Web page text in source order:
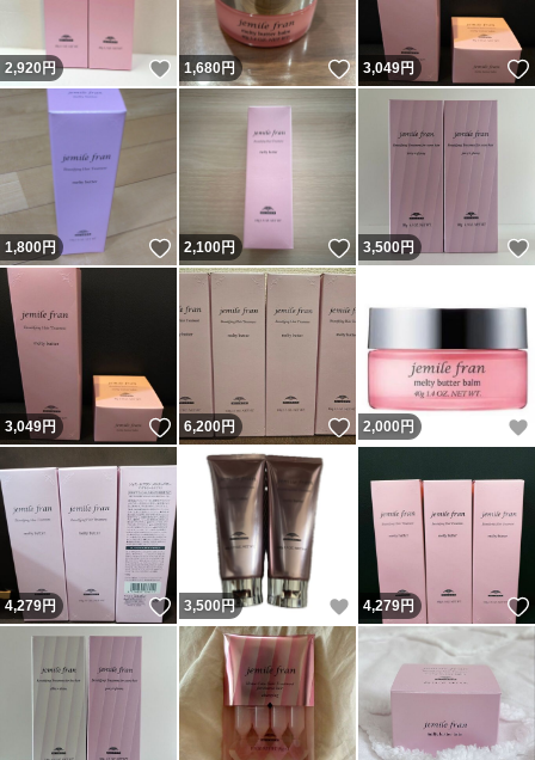
2,920円 いいね！
1,680円 いいね！
3,049円
1,800円 いいね！
2,100円 いいね！
3,500円
3,049円 いいね！
6,200円 いいね！
2,000 円
4,279円 いいね！
3,500 円 いいね！
4,279円